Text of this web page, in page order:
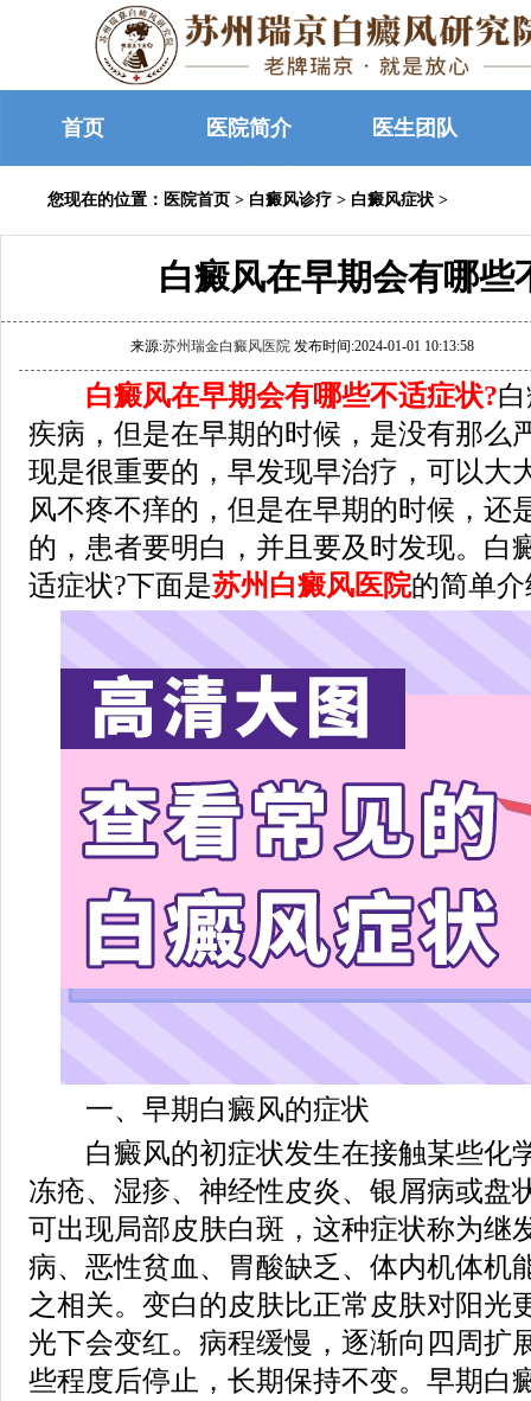
首页 医院简介 医生团队
您现在的位置： 医院首页 > 白癜风诊疗 > 白癜风症状 >
白癜风在早期会有哪些
来源:苏州瑞金白癜风医院 发布时间:2024-01-01 10:13:58
白癜风在早期会有哪些不适症状?
疾病，但是在早期的时候，是没有那么
现是很重要的，早发现早治疗，可以大
风不疼不痒的，但是在早期的时候，还
的，患者要明白，并且要及时发现。白
适症状?下面是苏州白癜风医院的简单
一、早期白癜风的症状
白癜风的初症状发生在接触某些化
冻疮、湿疹、神经性皮炎、银屑病或盘
可出现局部皮肤白斑，这种症状称为继
病、恶性贫血、胃酸缺乏、体内机体机
之相关。变白的皮肤比正常皮肤对阳光
光下会变红。病程缓慢，逐渐向四周扩
些程度后停止，长期保持不变。早期白